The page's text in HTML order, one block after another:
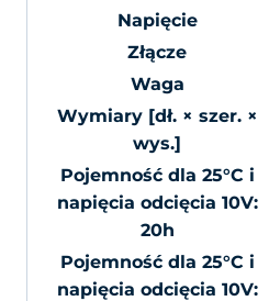
Napięcie
Złącze
Waga
Wymiary [dł. × szer. ×
wys.]
Pojemność dla 25°C i
napięcia odcięcia 10V:
20h
Pojemność dla 25°C i
napięcia odcięcia 10V: